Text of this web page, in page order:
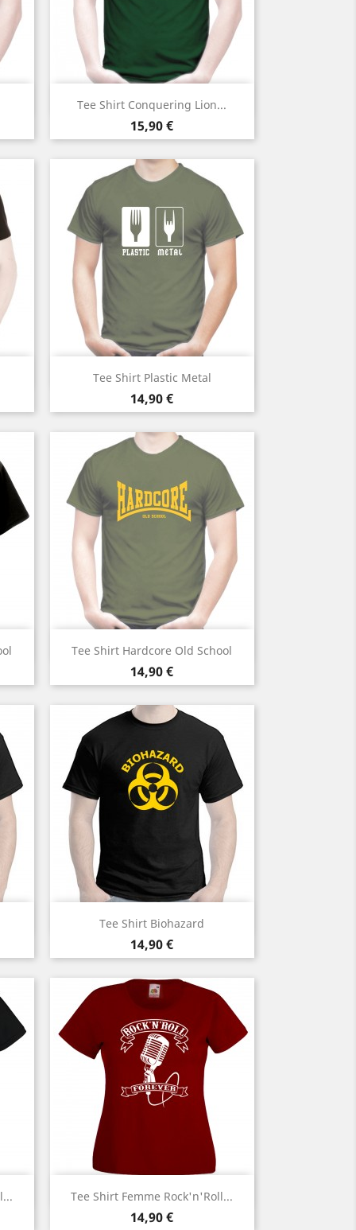
Tee Shirt Conquering Lion...
Prix
15,90 €
Aperçu rapide
Tee Shirt Plastic Metal
Prix
14,90 €
Aperçu rapide
Tee Shirt Hardcore Old School
Prix
14,90 €
Aperçu rapide
Tee Shirt Biohazard
Prix
14,90 €
Aperçu rapide
Tee Shirt Femme Rock'n'Roll...
Prix
14,90 €
Aperçu rapide